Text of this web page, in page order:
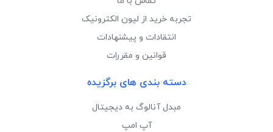
تجربه خرید از لیون الکترونیک
انتقادات و پیشنهادات
قوانین و مقررات
دسته بندی های برگزیده
مبدل آنالوگ به دیجیتال
آپ امپ